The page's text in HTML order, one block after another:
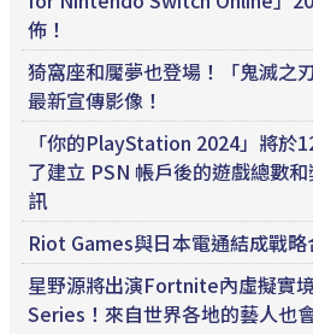
佈！
猗窩座和魘夢也登場！「鬼滅之
最新宣傳影像！
「你的PlayStation 2024」將於
了建立 PSN 帳戶後的遊戲總數
訊
Riot Games與日本電通結成戰略
星野源將出演Fortnite內虛擬實
Series！來自世界各地的藝人也